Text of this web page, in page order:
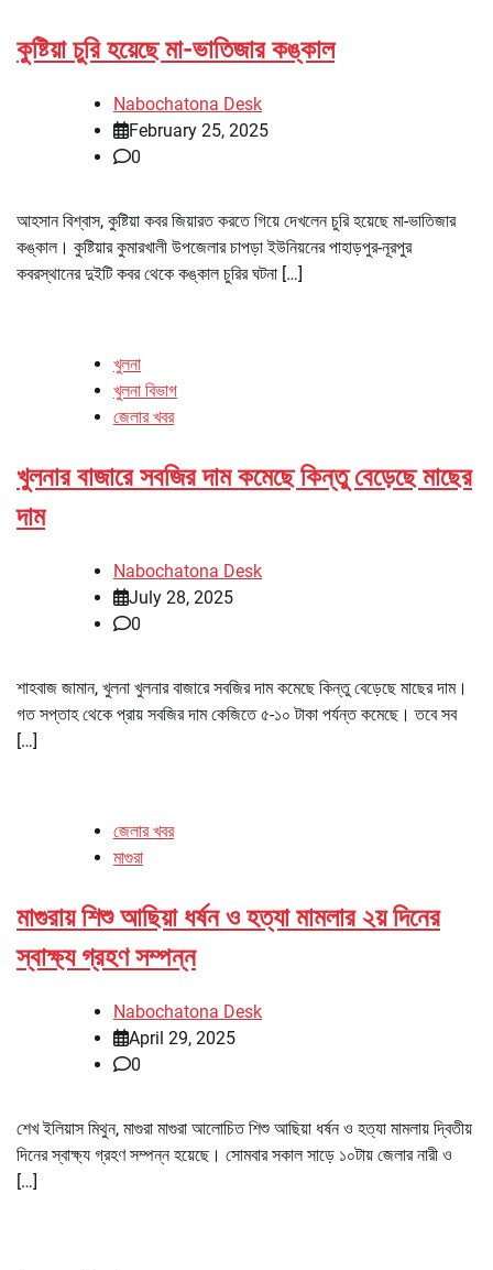
কুষ্টিয়া চুরি হয়েছে মা-ভাতিজার কঙ্কাল
Nabochatona Desk
February 25, 2025
0
আহসান বিশ্বাস, কুষ্টিয়া কবর জিয়ারত করতে গিয়ে দেখলেন চুরি হয়েছে মা-ভাতিজার
কঙ্কাল। কুষ্টিয়ার কুমারখালী উপজেলার চাপড়া ইউনিয়নের পাহাড়পুর-নূরপুর
কবরস্থানের দুইটি কবর থেকে কঙ্কাল চুরির ঘটনা […]
খুলনা
খুলনা বিভাগ
জেলার খবর
খুলনার বাজারে সবজির দাম কমেছে কিন্তু বেড়েছে মাছের
দাম
Nabochatona Desk
July 28, 2025
0
শাহবাজ জামান, খুলনা খুলনার বাজারে সবজির দাম কমেছে কিন্তু বেড়েছে মাছের দাম।
গত সপ্তাহ থেকে প্রায় সবজির দাম কেজিতে ৫-১০ টাকা পর্যন্ত কমেছে। তবে সব
[…]
জেলার খবর
মাগুরা
মাগুরায় শিশু আছিয়া ধর্ষন ও হত্যা মামলার ২য় দিনের
স্বাক্ষ্য গ্রহণ সম্পন্ন
Nabochatona Desk
April 29, 2025
0
শেখ ইলিয়াস মিথুন, মাগুরা মাগুরা আলোচিত শিশু আছিয়া ধর্ষন ও হত্যা মামলায় দ্বিতীয়
দিনের স্বাক্ষ্য গ্রহণ সম্পন্ন হয়েছে। সোমবার সকাল সাড়ে ১০টায় জেলার নারী ও
[…]